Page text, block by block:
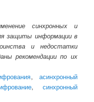
синхронных и
защиты информации в
и недостатки
рекомендации по их
, асинхронный
, синхронный